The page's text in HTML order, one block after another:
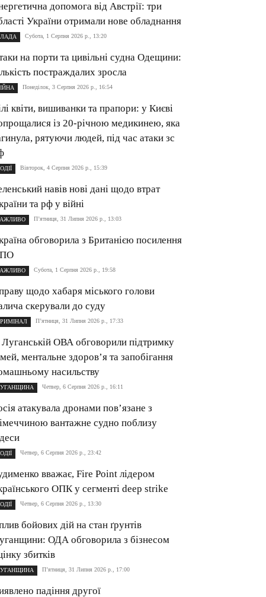
допомога від Австрії: три
України отримали нове обладнання
Субота, 1 Серпня 2026 р., 13:20
на порти та цивільні судна Одещини:
постраждалих зросла
Понеділок, 3 Серпня 2026 р., 16:54
квіти, вишиванки та прапори: у Києві
із 20-річною медикинею, яка
рятуючи людей, під час атаки зс
Вівторок, 4 Серпня 2026 р., 15:39
навів нові дані щодо втрат
та рф у війні
П’ятниця, 31 Липня 2026 р., 13:03
обговорила з Британією посилення
Субота, 1 Серпня 2026 р., 19:58
щодо хабаря міського голови
скерували до суду
П’ятниця, 31 Липня 2026 р., 17:33
ОВА обговорили підтримку
ментальне здоров’я та запобігання
насильству
Четвер, 6 Серпня 2026 р., 16:11
атакувала дронами пов’язане з
вантажне судно поблизу
Четвер, 6 Серпня 2026 р., 23:42
вважає, Fire Point лідером
ОПК у сегменті deep strike
Четвер, 6 Серпня 2026 р., 13:30
бойових дій на стан ґрунтів
ОДА обговорила з бізнесом
збитків
П’ятниця, 31 Липня 2026 р., 17:00
падіння другої